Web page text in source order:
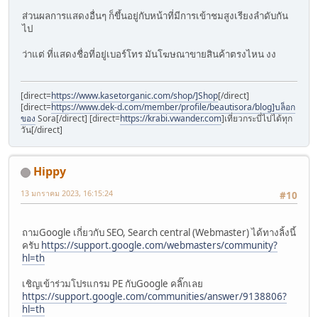
ส่วนผลการแสดงอื่นๆ ก็ขึ้นอยู่กับหน้าที่มีการเข้าชมสูงเรียงลำดับกัน
ไป
ว่าแต่ ที่แสดงชื่อที่อยู่เบอร์โทร มันโฆษณาขายสินค้าตรงไหน งง
[direct=https://www.kasetorganic.com/shop/]Shop[/direct]
[direct=https://www.dek-d.com/member/profile/beautisora/blog]บล็อก
ของ Sora[/direct] [direct=https://krabi.vwander.com]เที่ยวกระบี่ไปได้ทุก
วัน[/direct]
Hippy
#10
13 มกราคม 2023, 16:15:24
ถามGoogle เกี่ยวกับ SEO, Search central (Webmaster) ได้ทางลิ้งนี้
ครับ https://support.google.com/webmasters/community?
hl=th
เชิญเข้าร่วมโปรแกรม PE กับGoogle คลิ๊กเลย
https://support.google.com/communities/answer/9138806?
hl=th